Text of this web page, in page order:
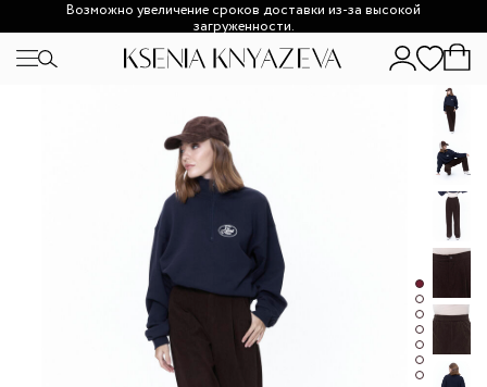
Возможно увеличение сроков доставки из-за высокой
загруженности.